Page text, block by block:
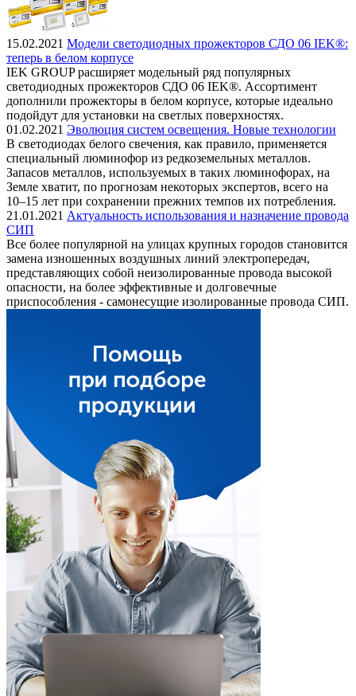
15.02.2021 Модели светодиодных прожекторов СДО 06 IEK®:
теперь в белом корпусе
IEK GROUP расширяет модельный ряд популярных
светодиодных прожекторов СДО 06 IEK®. Ассортимент
дополнили прожекторы в белом корпусе, которые идеально
подойдут для установки на светлых поверхностях.
01.02.2021 Эволюция систем освещения. Новые технологии
В светодиодах белого свечения, как правило, применяется
специальный люминофор из редкоземельных металлов.
Запасов металлов, используемых в таких люминофорах, на
Земле хватит, по прогнозам некоторых экспертов, всего на
10–15 лет при сохранении прежних темпов их потребления.
21.01.2021 Актуальность использования и назначение провода
СИП
Все более популярной на улицах крупных городов становится
замена изношенных воздушных линий электропередач,
представляющих собой неизолированные провода высокой
опасности, на более эффективные и долговечные
приспособления - самонесущие изолированные провода СИП.